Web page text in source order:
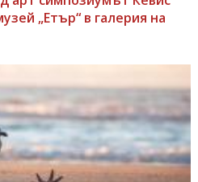
„Етър“ в галерия на